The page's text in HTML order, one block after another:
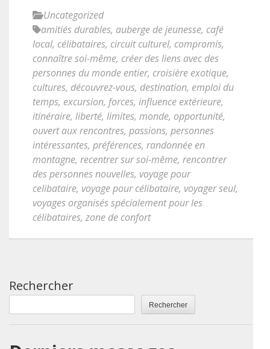
Uncategorized
amitiés durables, auberge de jeunesse, café
local, célibataires, circuit culturel, compromis,
connaître soi-même, créer des liens avec des
personnes du monde entier, croisière exotique,
cultures, découvrez-vous, destination, emploi du
temps, excursion, forces, influence extérieure,
itinéraire, liberté, limites, monde, opportunité,
ouvert aux rencontres, passions, personnes
intéressantes, préférences, randonnée en
montagne, recentrer sur soi-même, rencontrer
des personnes nouvelles, voyage pour
celibataire, voyage pour célibataire, voyager seul,
voyages organisés spécialement pour les
célibataires, zone de confort
Rechercher
Rechercher